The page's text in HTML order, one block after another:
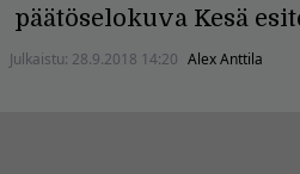
päätöselokuva Kesä
Julkaistu: 28.9.2018 14:20 Alex Anttila